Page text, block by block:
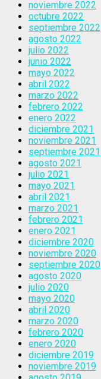
noviembre 2022
octubre 2022
septiembre 2022
agosto 2022
julio 2022
junio 2022
mayo 2022
abril 2022
marzo 2022
febrero 2022
enero 2022
diciembre 2021
noviembre 2021
septiembre 2021
agosto 2021
julio 2021
mayo 2021
abril 2021
marzo 2021
febrero 2021
enero 2021
diciembre 2020
noviembre 2020
septiembre 2020
agosto 2020
julio 2020
mayo 2020
abril 2020
marzo 2020
febrero 2020
enero 2020
diciembre 2019
noviembre 2019